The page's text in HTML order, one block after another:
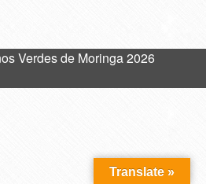
Verdes de Moringa 2026
Translate »